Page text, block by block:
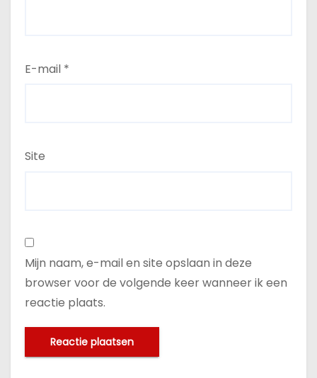
E-mail *
Site
Mijn naam, e-mail en site opslaan in deze
browser voor de volgende keer wanneer ik een
reactie plaats.